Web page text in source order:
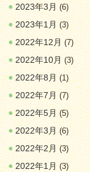
2023年3月(6)
2023年1月(3)
2022年12月(7)
2022年10月(3)
2022年8月(1)
2022年7月(7)
2022年5月(5)
2022年3月(6)
2022年2月(3)
2022年1月(3)